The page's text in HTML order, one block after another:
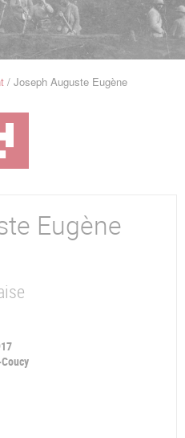
Joseph Auguste Eugène
Eugène